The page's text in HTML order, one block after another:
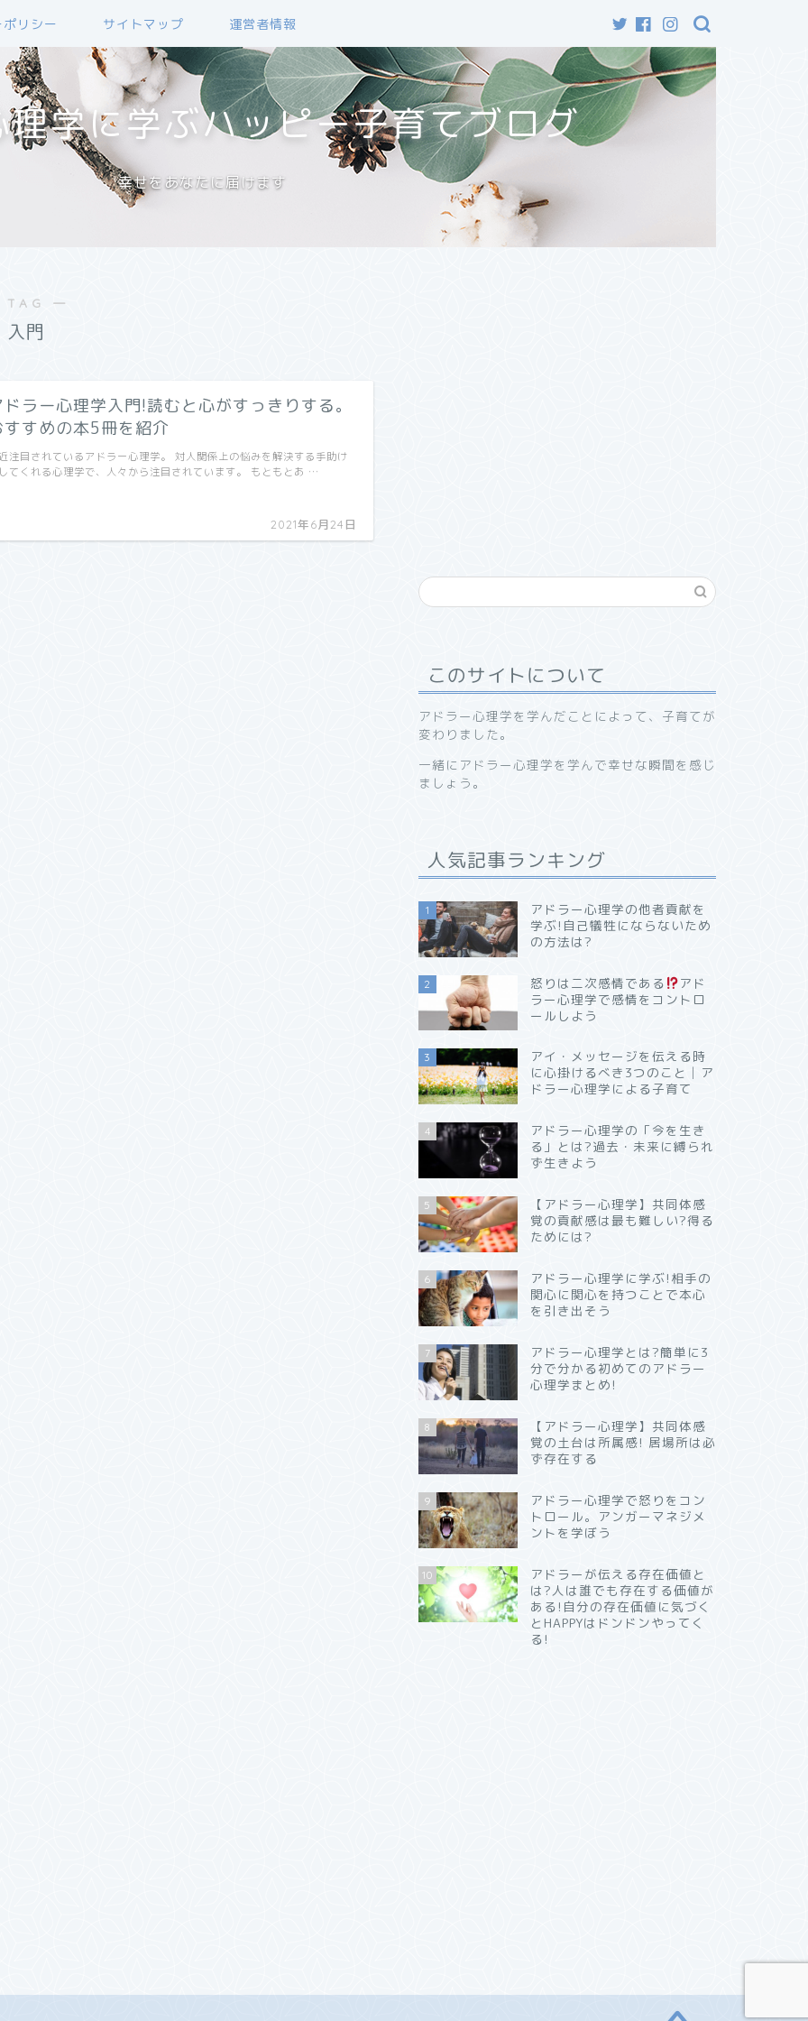
リシー サイトマップ 運営者情報
理学に学ぶハッピー子育てブログ
幸せをあなたに届けます
―
入門
ラー心理学入門!読むと心がすっきりする。
すすめの本5冊を紹介
2021年6月24日
注目されているアドラー心理学。 対人関係上の悩みを解決する手助け
てくれる心理学で、人々から注目されています。 もともとあ …
このサイトについて
アドラー心理学を学んだことによって、子育てが
変わりました。
一緒にアドラー心理学を学んで幸せな瞬間を感じ
ましょう。
人気記事ランキング
1
アドラー心理学の他者貢献を
学ぶ!自己犠牲にならないため
の方法は?
2 怒りは二次感情である
アド
ラー心理学で感情をコントロ
ールしよう
3
アイ・メッセージを伝える時
に心掛けるべき3つのこと│ア
ドラー心理学による子育て
4
アドラー心理学の「今を生き
る」とは?過去・未来に縛られ
ず生きよう
5
【アドラー心理学】共同体感
覚の貢献感は最も難しい?得る
ためには?
6
アドラー心理学に学ぶ!相手の
関心に関心を持つことで本心
を引き出そう
7
アドラー心理学とは?簡単に3
分で分かる初めてのアドラー
心理学まとめ!
8
【アドラー心理学】共同体感
覚の土台は所属感! 居場所は必
ず存在する
9
アドラー心理学で怒りをコン
トロール。アンガーマネジメ
ントを学ぼう
10
アドラーが伝える存在価値と
は?人は誰でも存在する価値が
ある!自分の存在価値に気づく
とHAPPYはドンドンやってく
る!